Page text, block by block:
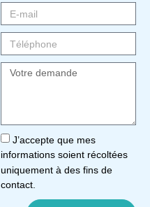
J’accepte que mes
informations soient récoltées
uniquement à des fins de
contact.